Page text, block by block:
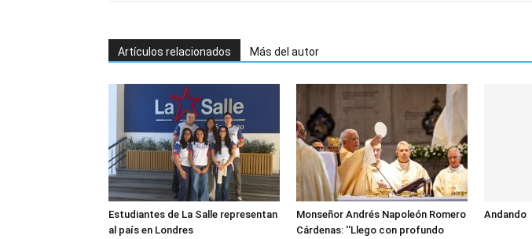
Artículos relacionados Más del autor
Estudiantes de La Salle representan
al país en Londres
Monseñor Andrés Napoleón Romero
Cárdenas: ‘‘Llego con profundo
Andando